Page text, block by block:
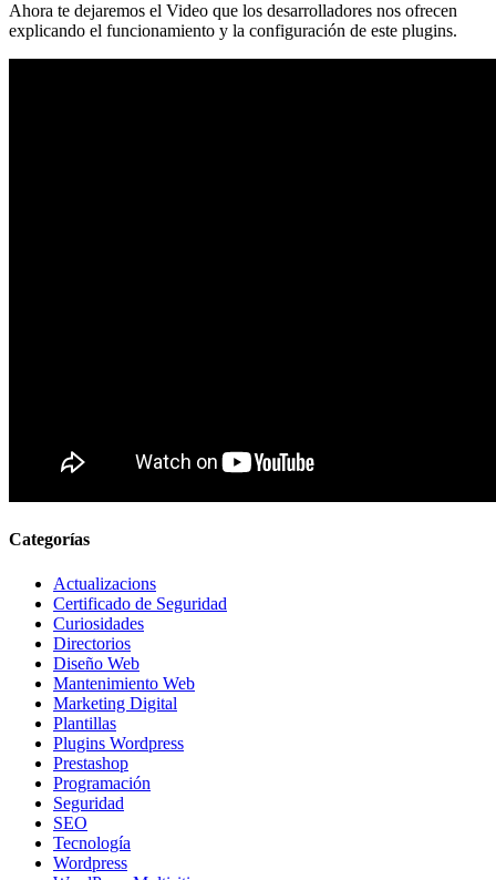
Ahora te dejaremos el Video que los desarrolladores nos ofrecen
explicando el funcionamiento y la configuración de este plugins.
Categorías
Actualizacions
Certificado de Seguridad
Curiosidades
Directorios
Diseño Web
Mantenimiento Web
Marketing Digital
Plantillas
Plugins Wordpress
Prestashop
Programación
Seguridad
SEO
Tecnología
Wordpress